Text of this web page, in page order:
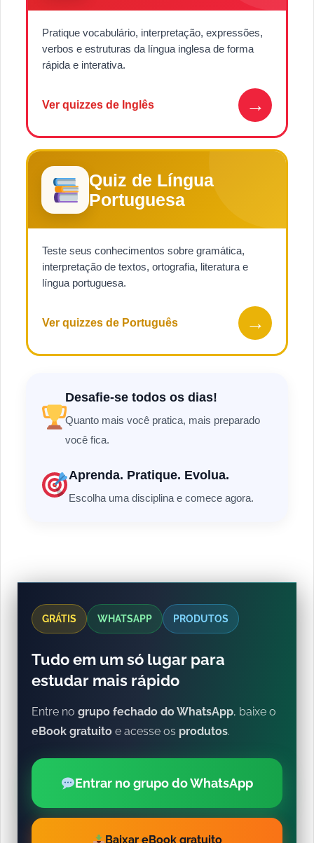
Pratique vocabulário, interpretação, expressões,
verbos e estruturas da língua inglesa de forma
rápida e interativa.
Ver quizzes de Inglês →
Quiz de Língua
Portuguesa
Teste seus conhecimentos sobre gramática,
interpretação de textos, ortografia, literatura e
língua portuguesa.
Ver quizzes de Português →
Desafie-se todos os dias!
Quanto mais você pratica, mais preparado
você fica.
Aprenda. Pratique. Evolua.
Escolha uma disciplina e comece agora.
GRÁTIS WHATSAPP PRODUTOS
Tudo em um só lugar para
estudar mais rápido
Entre no grupo fechado do WhatsApp, baixe o
eBook gratuito e acesse os produtos.
Entrar no grupo do WhatsApp
Baixar eBook gratuito